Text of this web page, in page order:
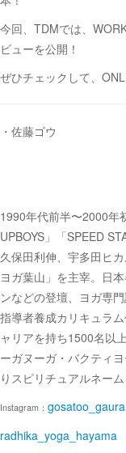
今回、TDMでは、
ビューを公開！
ぜひチェックして、
・佐藤ゴウ
1990年代前半〜2000年
UPBOYS」「SPEED
久保田利伸、宇多田ヒ
ヨガ葉山」を主宰。日
ンなどの登壇、ヨガ専
指導者養成カリキュラ
ャリアを持ち1500名以
ーガヌーガ・バクティ
りスピリチュアルネーム
Instagram： gosatoo_gaura
radhika_yoga_hayama